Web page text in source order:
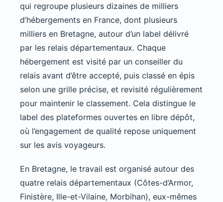
qui regroupe plusieurs dizaines de milliers
d’hébergements en France, dont plusieurs
milliers en Bretagne, autour d’un label délivré
par les relais départementaux. Chaque
hébergement est visité par un conseiller du
relais avant d’être accepté, puis classé en épis
selon une grille précise, et revisité régulièrement
pour maintenir le classement. Cela distingue le
label des plateformes ouvertes en libre dépôt,
où l’engagement de qualité repose uniquement
sur les avis voyageurs.
En Bretagne, le travail est organisé autour des
quatre relais départementaux (Côtes-d’Armor,
Finistère, Ille-et-Vilaine, Morbihan), eux-mêmes